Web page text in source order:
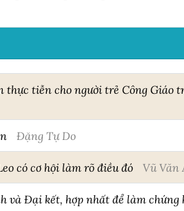
thực tiễn cho người trẻ Công
Đặng Tự Do
có cơ hội làm rõ điều đó Vũ Văn
và Đại kết, hợp nhất để làm chứng